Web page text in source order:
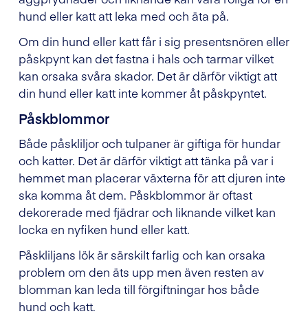
hund eller katt att leka med och äta på.
Om din hund eller katt får i sig presentsnören eller
påskpynt kan det fastna i hals och tarmar vilket
kan orsaka svåra skador. Det är därför viktigt att
din hund eller katt inte kommer åt påskpyntet.
Påskblommor
Både påskliljor och tulpaner är giftiga för hundar
och katter. Det är därför viktigt att tänka på var i
hemmet man placerar växterna för att djuren inte
ska komma åt dem. Påskblommor är oftast
dekorerade med fjädrar och liknande vilket kan
locka en nyfiken hund eller katt.
Påskliljans lök är särskilt farlig och kan orsaka
problem om den äts upp men även resten av
blomman kan leda till förgiftningar hos både
hund och katt.